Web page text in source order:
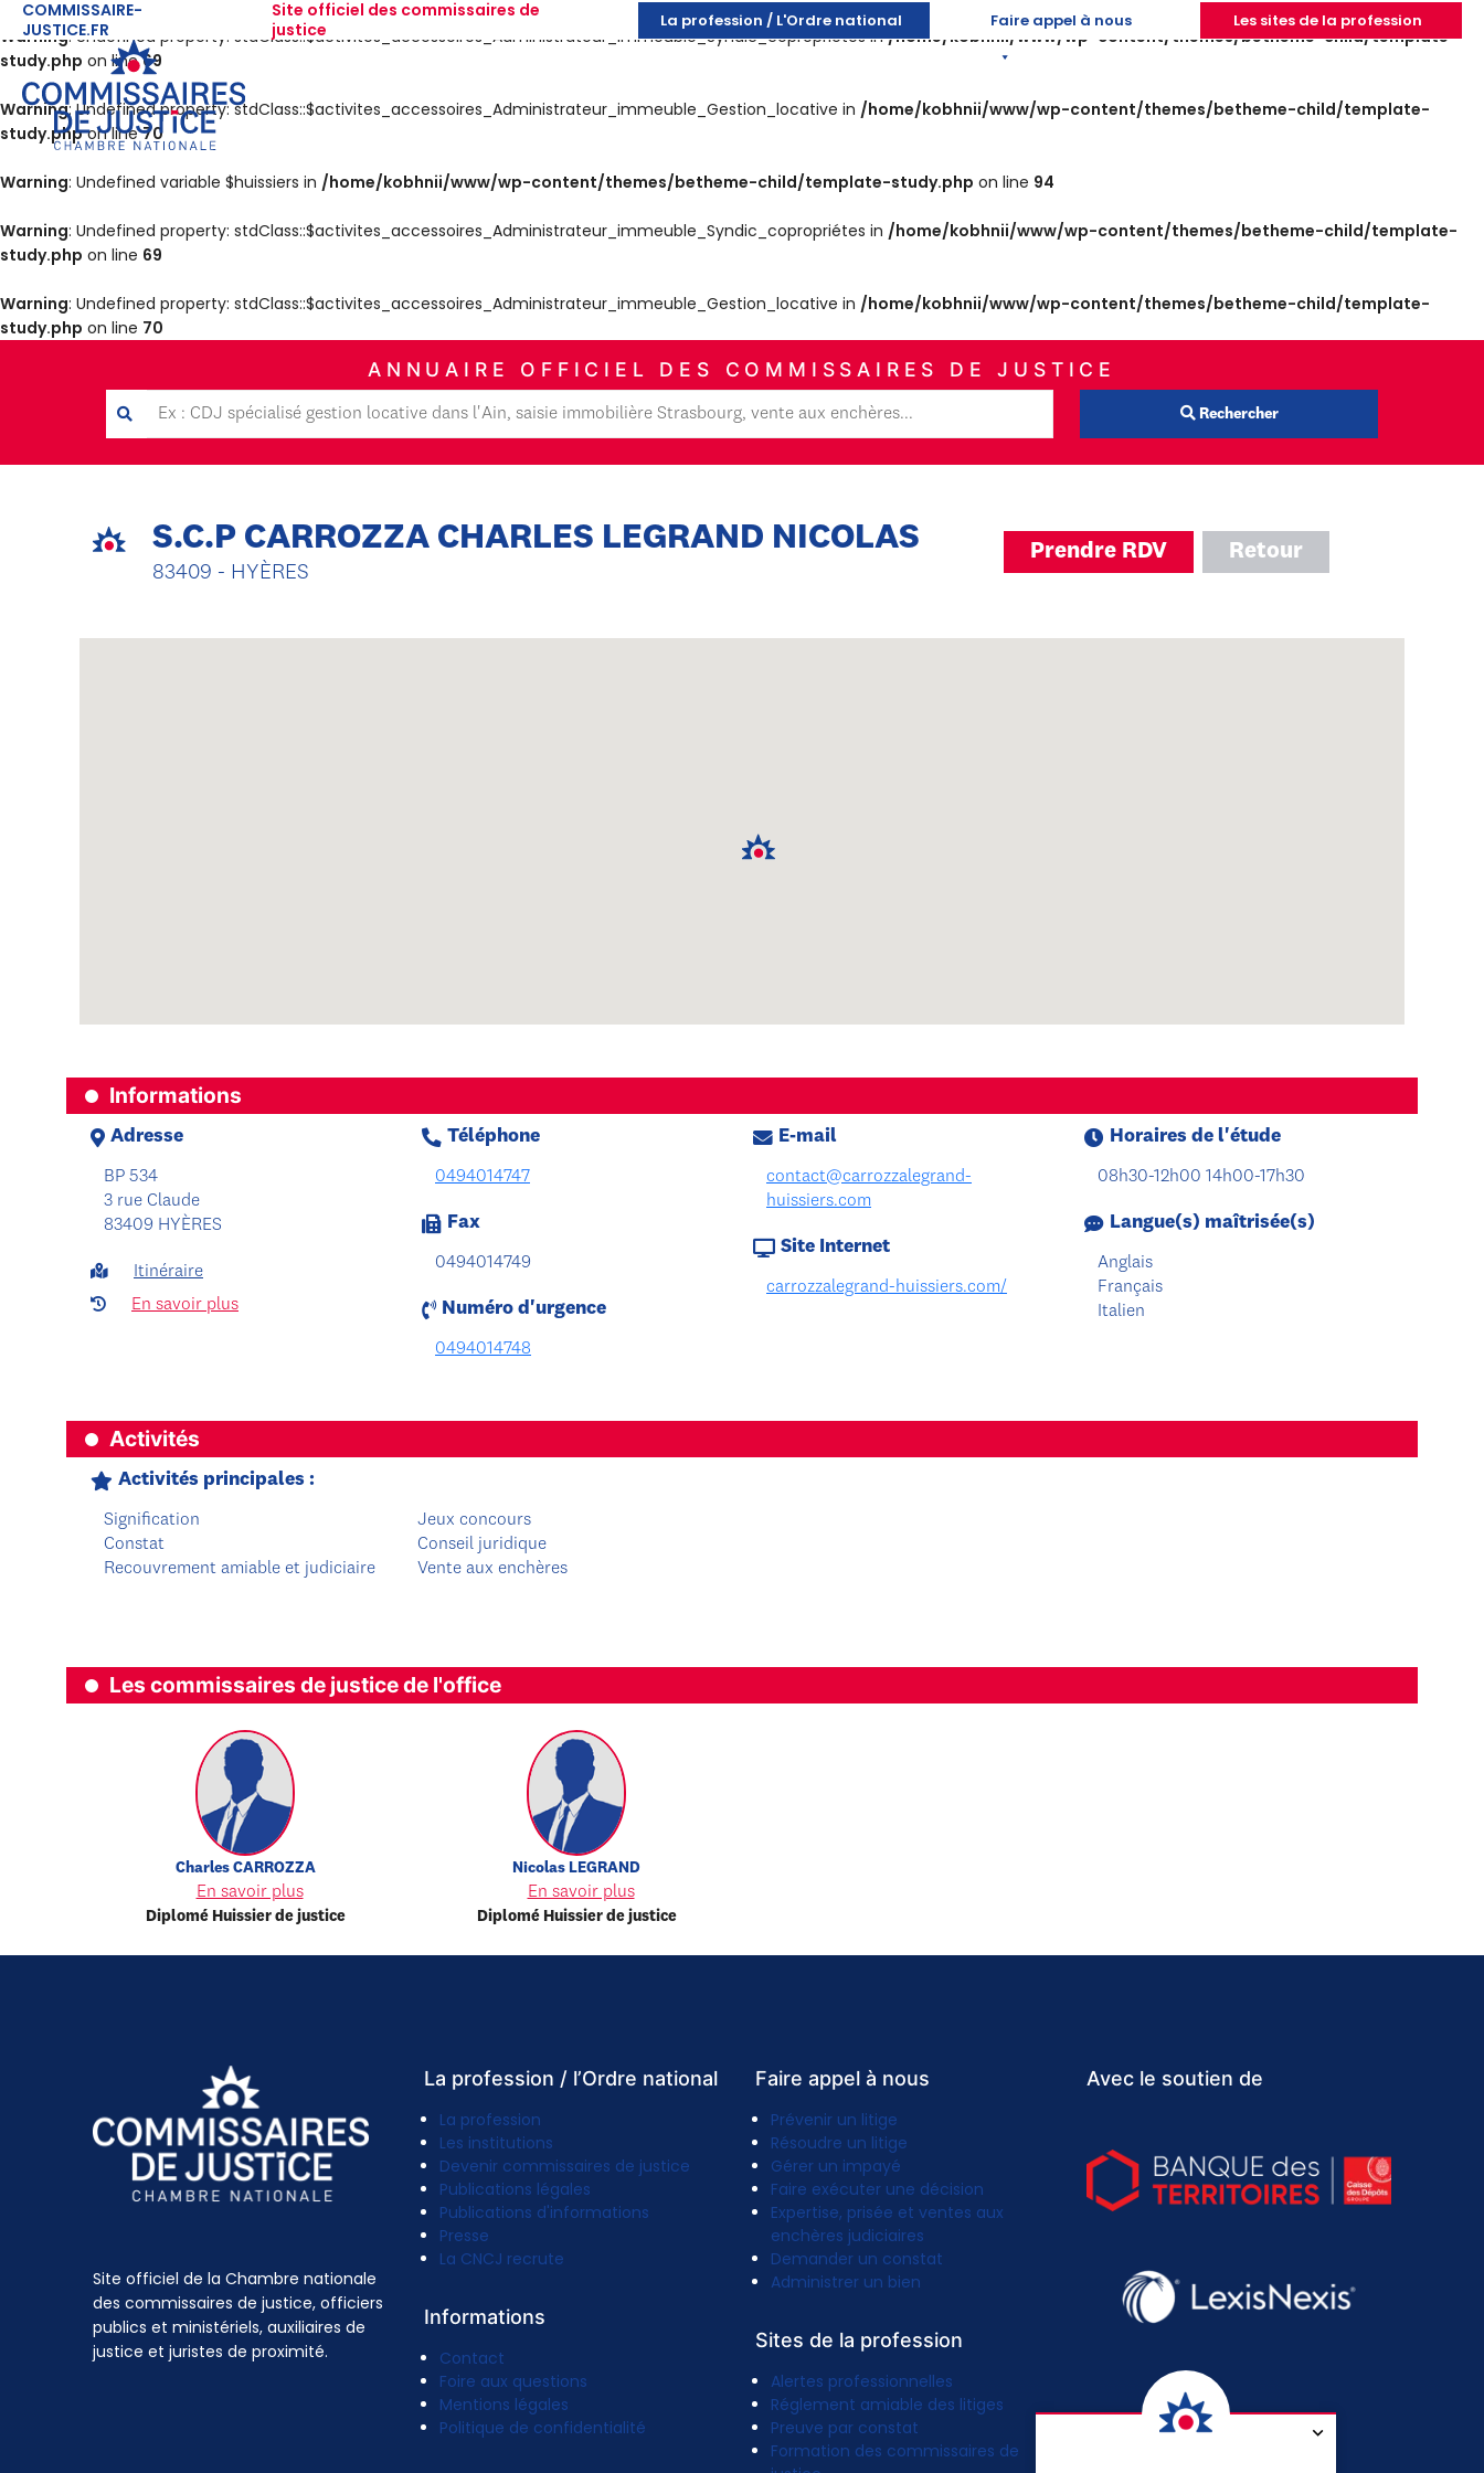
COMMISSAIRE-
JUSTICE.FR
Site officiel des commissaires de
justice
La profession / L'Ordre national Faire appel à nous Les sites de la profession
Warning: Undefined property: stdClass::$activites_accessoires_Administrateur_immeuble_Syndic_copropriétes in/home/kobhnii/www/wp-content/themes/betheme-child/template-
study.php on line69
Warning: Undefined property: stdClass::$activites_accessoires_Administrateur_immeuble_Gestion_locative in /home/kobhnii/www/wp-content/themes/betheme-child/template-
study.phpon line70
Warning: Undefined variable $huissiers in /home/kobhnii/www/wp-content/themes/betheme-child/template-study.php on line 94
Warning: Undefined property: stdClass::$activites_accessoires_Administrateur_immeuble_Syndic_copropriétes in /home/kobhnii/www/wp-content/themes/betheme-child/template-
study.php on line 69
Warning: Undefined property: stdClass::$activites_accessoires_Administrateur_immeuble_Gestion_locative in /home/kobhnii/www/wp-content/themes/betheme-child/template-
study.php on line 70
ANNUAIRE OFFICIEL DES COMMISSAIRES DE JUSTICE
Rechercher
S.C.P CARROZZA CHARLES LEGRAND NICOLAS
83409 - HYÈRES
Prendre RDV Retour
Informations
Adresse
BP 534
3 rue Claude
83409 HYÈRES
Itinéraire
En savoir plus
Téléphone
0494014747
Fax
0494014749
Numéro d'urgence
0494014748
E-mail
contact@carrozzalegrand-
huissiers.com
Site Internet
carrozzalegrand-huissiers.com/
Horaires de l'étude
08h30-12h00 14h00-17h30
Langue(s) maîtrisée(s)
Anglais
Français
Italien
Activités
Activités principales :
Signification
Constat
Recouvrement amiable et judiciaire
Jeux concours
Conseil juridique
Vente aux enchères
Les commissaires de justice de l'office
Charles CARROZZA
En savoir plus
Diplomé Huissier de justice
Nicolas LEGRAND
En savoir plus
Diplomé Huissier de justice
Site officiel de la Chambre nationale
des commissaires de justice, officiers
publics et ministériels, auxiliaires de
justice et juristes de proximité.
La profession / l’Ordre national
La profession
Les institutions
Devenir commissaires de justice
Publications légales
Publications d'informations
Presse
La CNCJ recrute
Informations
Contact
Foire aux questions
Mentions légales
Politique de confidentialité
Faire appel à nous
Prévenir un litige
Résoudre un litige
Gérer un impayé
Faire exécuter une décision
Expertise, prisée et ventes aux
enchères judiciaires
Demander un constat
Administrer un bien
Sites de la profession
Alertes professionnelles
Réglement amiable des litiges
Preuve par constat
Formation des commissaires de
Avec le soutien de